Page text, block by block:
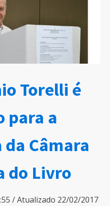
Torelli é
para a
Câmara
do Livro
/ Atualizado 22/02/2017